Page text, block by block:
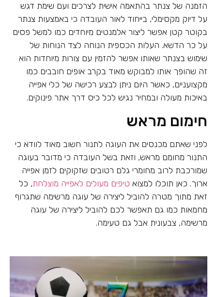
הזמנה של צנתר בהתאמה אישית לצרכים ועם שימת דגש
על דיוק מקסימלי, בייחוד לאור העובדה כי באמצעות צנתר
בקוטר קטן אפשר ליצור אלמנטים מיוחדים כמו למשל פסים
על כר הדשא. העלות הכספית הנוחה לצד הנוחות של
שימוש בצנתר שאותו אפשר להזמין עם צורות מיוחדות הוא
זה שהופך אותו למבוקש מאוד בקרב אופים חובבים כמו
מקצועניים, כאשר היום ניתן לבצע רכישה של כלי אפייה
באיכות מעולה ובמחיר נגיש לכל כיס דרך אתר פינוקים.
חימום מראש
לפני שאתם מכנסים את העוגה לתנור חשוב מאוד לוודא כי
התנור מחומם מראש, וזאת בשל העובדה כי מדובר בעוגה
שמורכבת לרוב מחומרי גלם רטובים שזקוקים לזמן אפייה
ארוך. כאן תוכלו למצוא טיפים מעולים לאפייה מוצלחת, כל
זאת מתוך מטרה להוביל ליצירה של עוגה מרשימה שתגרוף
מחמאות כמו גם תאפשר לכם להוביל ליצירה של עוגה
מרשימה, צבעונית אבל גם טעימה.